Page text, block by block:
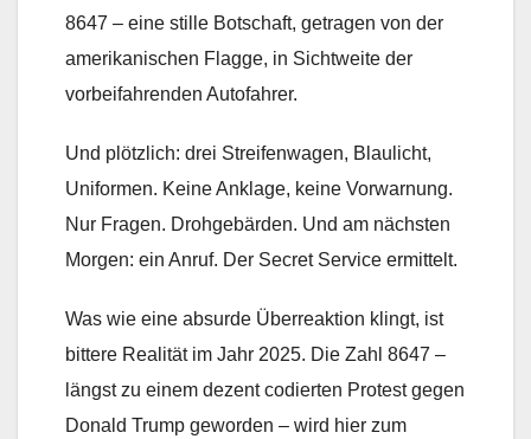
8647 – eine stille Botschaft, getragen von der
amerikanischen Flagge, in Sichtweite der
vorbeifahrenden Autofahrer.
Und plötzlich: drei Streifenwagen, Blaulicht,
Uniformen. Keine Anklage, keine Vorwarnung.
Nur Fragen. Drohgebärden. Und am nächsten
Morgen: ein Anruf. Der Secret Service ermittelt.
Was wie eine absurde Überreaktion klingt, ist
bittere Realität im Jahr 2025. Die Zahl 8647 –
längst zu einem dezent codierten Protest gegen
Donald Trump geworden – wird hier zum